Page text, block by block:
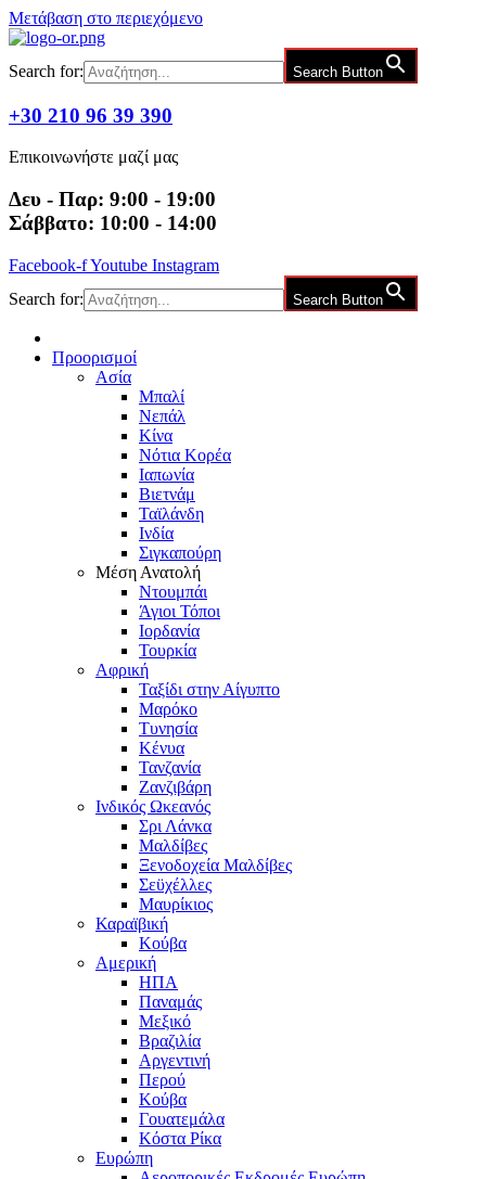
Μετάβαση στο περιεχόμενο
Search for: Search Button
+30 210 96 39 390
Επικοινωνήστε μαζί μας
Δευ - Παρ: 9:00 - 19:00
Σάββατο: 10:00 - 14:00
Facebook-fYoutube Instagram
Search for:
Search Button
Προορισμοί
Ασία
Μπαλί
Νεπάλ
Κίνα
Νότια Κορέα
Ιαπωνία
Βιετνάμ
Ταϊλάνδη
Ινδία
Σιγκαπούρη
Μέση Ανατολή
Ντουμπάι
Άγιοι Τόποι
Ιορδανία
Τουρκία
Αφρική
Ταξίδι στην Αίγυπτο
Μαρόκο
Τυνησία
Κένυα
Τανζανία
Ζανζιβάρη
Ινδικός Ωκεανός
Σρι Λάνκα
Μαλδίβες
Ξενοδοχεία Μαλδίβες
Σεϋχέλλες
Μαυρίκιος
Καραϊβική
Κούβα
Αμερική
ΗΠΑ
Παναμάς
Μεξικό
Βραζιλία
Αργεντινή
Περού
Κούβα
Γουατεμάλα
Κόστα Ρίκα
Ευρώπη